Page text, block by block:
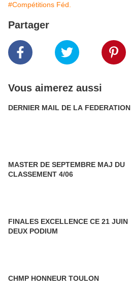
#Compétitions Féd.
Partager
Vous aimerez aussi
DERNIER MAIL DE LA FEDERATION
MASTER DE SEPTEMBRE MAJ DU
CLASSEMENT 4/06
FINALES EXCELLENCE CE 21 JUIN
DEUX PODIUM
CHMP HONNEUR TOULON